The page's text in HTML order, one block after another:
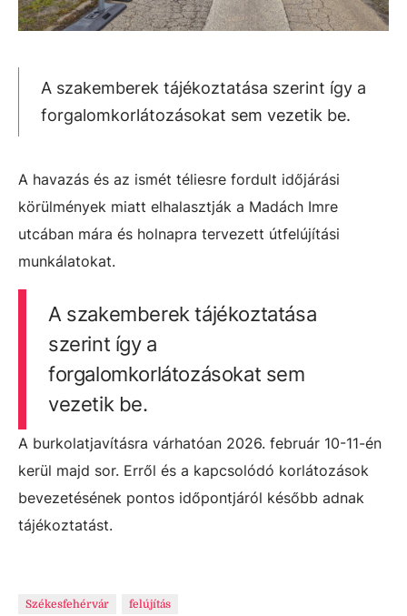
A szakemberek tájékoztatása szerint így a
forgalomkorlátozásokat sem vezetik be.
A havazás és az ismét téliesre fordult időjárási
körülmények miatt elhalasztják a Madách Imre
utcában mára és holnapra tervezett útfelújítási
munkálatokat.
A szakemberek tájékoztatása
szerint így a
forgalomkorlátozásokat sem
vezetik be.
A burkolatjavításra várhatóan 2026. február 10-11-én
kerül majd sor. Erről és a kapcsolódó korlátozások
bevezetésének pontos időpontjáról később adnak
tájékoztatást.
Székesfehérvár felújítás